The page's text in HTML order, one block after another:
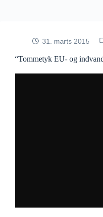
31. marts 2015
“Tommetyk EU- og